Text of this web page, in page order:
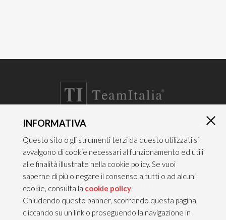
CONTATTI
TEAM ITALIA S.R.L.
Via dell’Artigianato 21
Caselle di Sommacampagna
37066 VERONA — ITALY
Tel 045/8581640
INFORMATIVA
Questo sito o gli strumenti terzi da questo utilizzati si
avvalgono di cookie necessari al funzionamento ed utili
alle finalità illustrate nella cookie policy. Se vuoi
saperne di più o negare il consenso a tutti o ad alcuni
cookie, consulta la cookie policy.
Chiudendo questo banner, scorrendo questa pagina,
cliccando su un link o proseguendo la navigazione in